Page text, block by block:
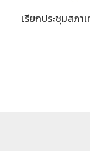
เรียกประชุมสภ